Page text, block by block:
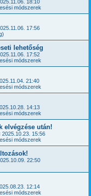
18:10
módszerek
17:56
lehetőség
17:52
módszerek
21:40
módszerek
14:13
módszerek
elvégzése után!
2025.10.23. 15:56
módszerek
22:50
12:14
módszerek